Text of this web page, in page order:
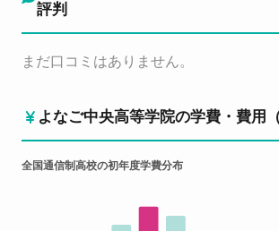
評判
まだ口コミはありません。
よなご中央高等学院の学費・費用（
全国通信制高校の初年度学費分布